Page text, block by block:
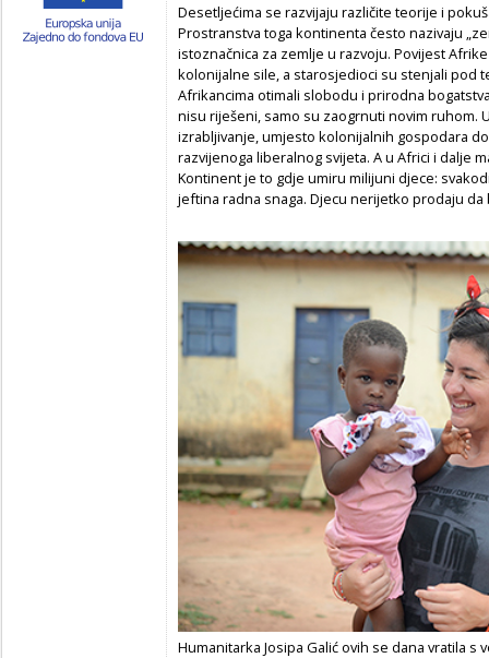
Desetljećima se razvijaju različite teorije i
Prostranstva toga kontinenta često nazivaju
istoznačnica za zemlje u razvoju. Povijest
kolonijalne sile, a starosjedioci su stenjali pod
Afrikancima otimali slobodu i prirodna
nisu riješeni, samo su zaogrnuti novim ruhom.
izrabljivanje, umjesto kolonijalnih gospodara
razvijenoga liberalnog svijeta. A u Africi i dalje
Kontinent je to gdje umiru milijuni djece:
jeftina radna snaga. Djecu nerijetko prodaju
Humanitarka Josipa Galić ovih se dana vratila s